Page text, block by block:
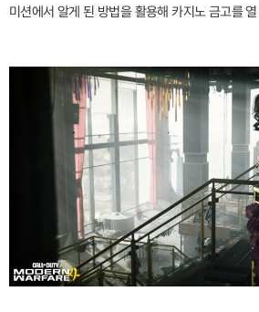
미션에서 알게 된 방법을 활용해 카지노 금고를